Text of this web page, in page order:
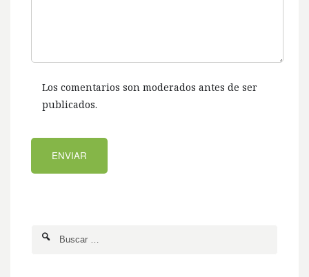
Los comentarios son moderados antes de ser
publicados.